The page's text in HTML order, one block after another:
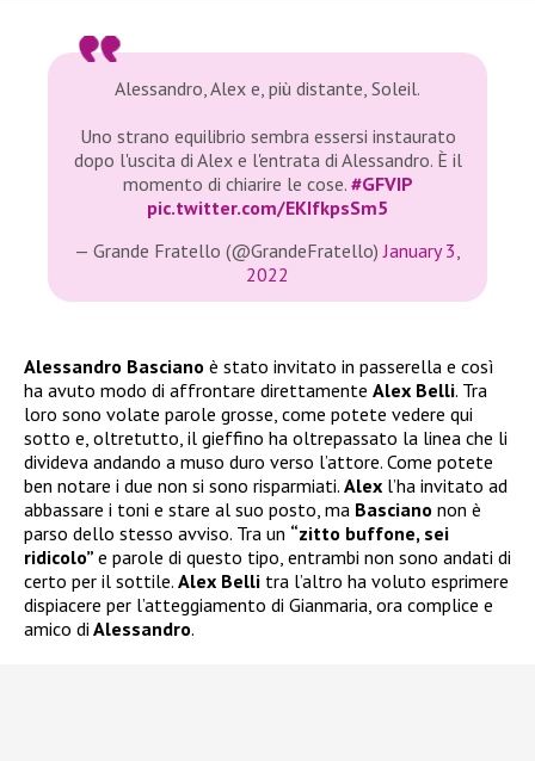
Alessandro, Alex e, più distante, Soleil.
Uno strano equilibrio sembra essersi instaurato
dopo l'uscita di Alex e l'entrata di Alessandro. È il
momento di chiarire le cose. #GFVIP
pic.twitter.com/EKIfkpsSm5
— Grande Fratello (@GrandeFratello)January 3,
2022
Alessandro Basciano è stato invitato in passerella e così
ha avuto modo di affrontare direttamente Alex Belli. Tra
loro sono volate parole grosse, come potete vedere qui
sotto e, oltretutto, il gieffino ha oltrepassato la linea che li
divideva andando a muso duro verso l’attore. Come potete
ben notare i due non si sono risparmiati. Alex l’ha invitato ad
abbassare i toni e stare al suo posto, ma Basciano non è
parso dello stesso avviso. Tra un “zitto buffone, sei
ridicolo” e parole di questo tipo, entrambi non sono andati di
certo per il sottile. Alex Belli tra l’altro ha voluto esprimere
dispiacere per l’atteggiamento di Gianmaria, ora complice e
amico di Alessandro.